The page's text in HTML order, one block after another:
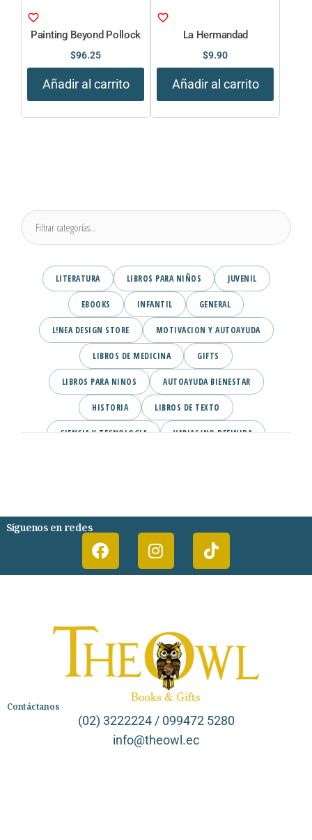
Painting Beyond Pollock
$96.25
Añadir al carrito
La Hermandad
$9.90
Añadir al carrito
LITERATURA LIBROS PARA NIÑOS JUVENIL
EBOOKS INFANTIL GENERAL
L!NEA DESIGN STORE MOTIVACION Y AUTOAYUDA
LIBROS DE MEDICINA GIFTS
LIBROS PARA NINOS AUTOAYUDA BIENESTAR
HISTORIA LIBROS DE TEXTO
CIENCIA Y TECNOLOGIA VARIAS/NO DEFINIDA
Síguenos en redes
Contáctanos
(02) 3222224 / 099472 5280
info@theowl.ec